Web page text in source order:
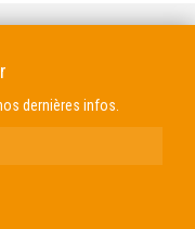
dernières infos.